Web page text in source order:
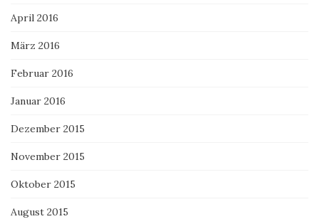
April 2016
März 2016
Februar 2016
Januar 2016
Dezember 2015
November 2015
Oktober 2015
August 2015